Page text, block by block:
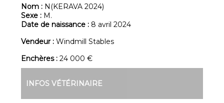
Nom : N(KERAVA 2024)
Sexe : M.
Date de naissance : 8 avril 2024
Vendeur :Windmill Stables
Enchères :24 000 €
INFOS VÉTÉRINAIRE